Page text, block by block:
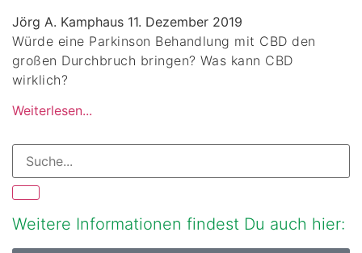
Jörg A. Kamphaus 11. Dezember 2019
Würde eine Parkinson Behandlung mit CBD den
großen Durchbruch bringen? Was kann CBD
wirklich?
Weiterlesen...
Weitere Informationen findest Du auch hier: